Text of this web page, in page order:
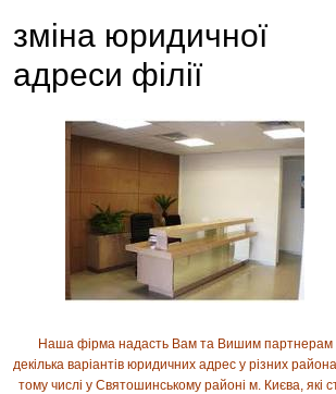
зміна юридичної
адреси філії
Наша фірма надасть Вам та Вишим партнерам
декілька варіантів юридичних адрес у різних
тому числі у Святошинському районі м. Києва, які